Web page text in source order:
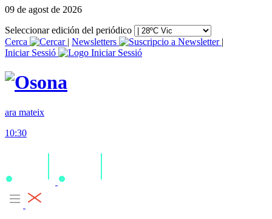
09 de agost de 2026
Seleccionar edición del periódico
Cerca
| Newsletters
|
Iniciar Sessió
ara mateix
10:30